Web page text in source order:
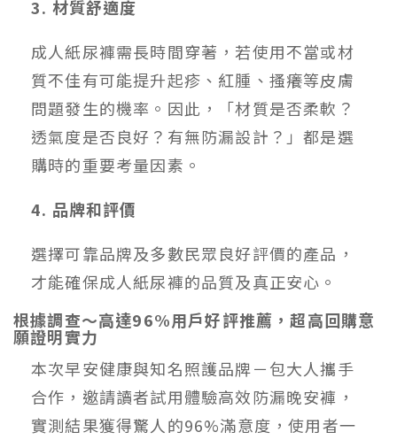
3. 材質舒適度
成人紙尿褲需長時間穿著，若使用不當或材
質不佳有可能提升起疹、紅腫、搔癢等皮膚
問題發生的機率。因此，「材質是否柔軟？
透氣度是否良好？有無防漏設計？」都是選
購時的重要考量因素。
4. 品牌和評價
選擇可靠品牌及多數民眾良好評價的產品，
才能確保成人紙尿褲的品質及真正安心。
根據調查～高達96%用戶好評推薦，超高回購意
願證明實力
本次早安健康與知名照護品牌－包大人攜手
合作，邀請讀者試用體驗高效防漏晚安褲，
實測結果獲得驚人的96%滿意度，使用者一